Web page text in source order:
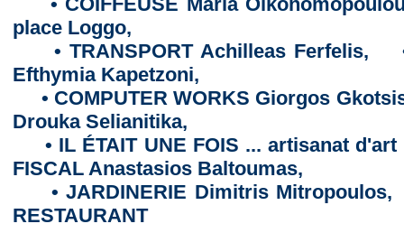
place Loggo,
• TRANSPORT Achilleas Ferfelis, •
Efthymia Kapetzoni,
• COMPUTER WORKS Giorgos
Drouka Selianitika,
• IL ÉTAIT UNE FOIS ... artisanat
FISCAL Anastasios Baltoumas,
• JARDINERIE Dimitris Mitropoulos,
RESTAURANT